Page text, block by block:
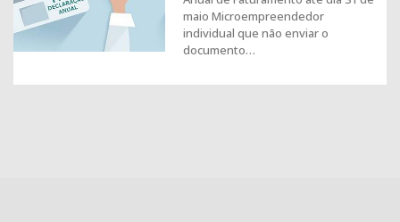
maio Microempreendedor
individual que não enviar o
documento…